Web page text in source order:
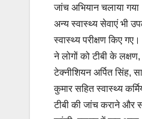
जांच अभियान चलाया
अन्य स्वास्थ्य सेवाएं भी
स्वास्थ्य परीक्षण किए
ने लोगों को टीबी के
टेक्नीशियन अर्पित सिंह,
कुमार सहित स्वास्थ्य
टीबी की जांच कराने और